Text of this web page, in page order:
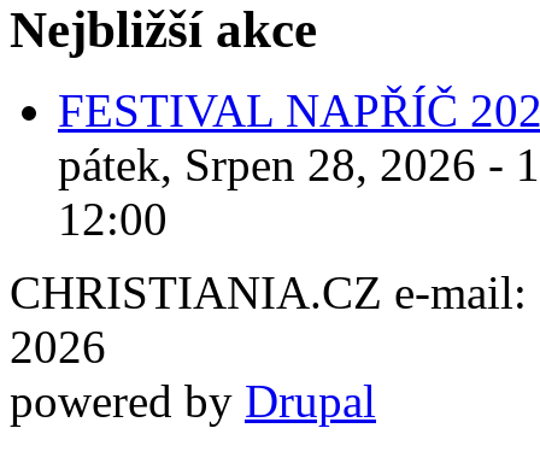
Nejbližší akce
FESTIVAL NAPŘÍČ
pátek, Srpen 28, 2026 -
12:00
CHRISTIANIA.CZ e-mail:
2026
powered by Drupal